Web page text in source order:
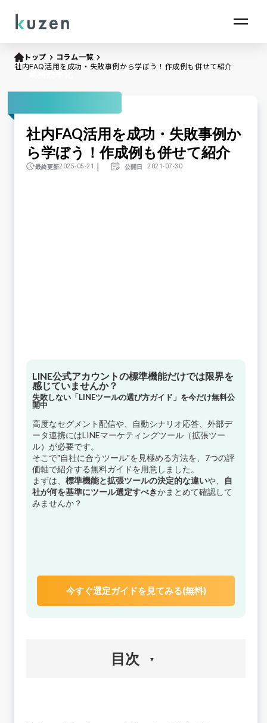
トップ keyboard_arrow_right コラム一覧keyboard_arrow_right
社内FAQ活用を成功・失敗事例から学ぼう！作成例も併せて紹介
社内FAQ活用を成功・失敗事例か
ら学ぼう！作成例も併せて紹介
最終更新2025-05-21 ｜ 公開日 2021-07-30
LINE公式アカウントの標準機能だけでは限界を
感じていませんか？
失敗しない「LINEツールの選び方ガイド」を今だけ無料公
開中
高度なセグメント配信や、自動シナリオ応答、外部デ
ータ連携にはLINEマーケティングツール（拡張ツー
ル）が必要です。
そこで"自社に合うツール"を見極める方法を、7つの評
価軸で紹介する無料ガイドを用意しました。
まずは、 標準機能と拡張ツールの決定的な違いや、
自
社が何を基準にツール選定すべきかまとめて確認して
みませんか？
今すぐ選定ガイドを見てみる(無料)
目次